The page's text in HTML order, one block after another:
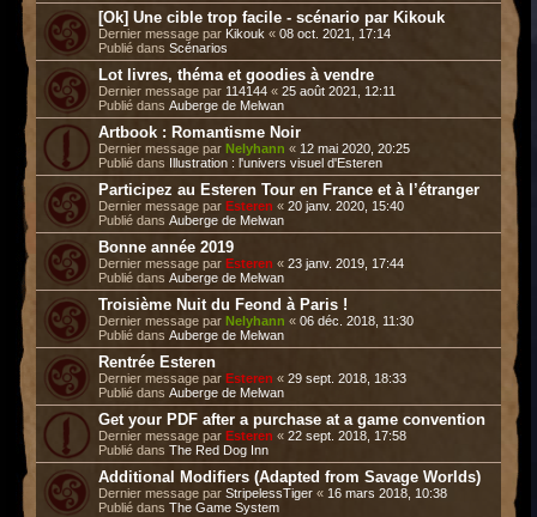
[Ok] Une cible trop facile - scénario par Kikouk
Dernier message par Kikouk « 08 oct. 2021, 17:14
Publié dans Scénarios
Lot livres, théma et goodies à vendre
Dernier message par 114144 « 25 août 2021, 12:11
Publié dans Auberge de Melwan
Artbook : Romantisme Noir
Dernier message par Nelyhann « 12 mai 2020, 20:25
Publié dans
Illustration : l'univers visuel d'Esteren
Participez au Esteren Tour en France et à l’étranger
Dernier message par Esteren « 20 janv. 2020, 15:40
Publié dans Auberge de Melwan
Bonne année 2019
Dernier message par Esteren « 23 janv. 2019, 17:44
Publié dans Auberge de Melwan
Troisième Nuit du Feond à Paris !
Dernier message par Nelyhann « 06 déc. 2018, 11:30
Publié dans Auberge de Melwan
Rentrée Esteren
Dernier message par Esteren « 29 sept. 2018, 18:33
Publié dans Auberge de Melwan
Get your PDF after a purchase at a game convention
Dernier message par Esteren « 22 sept. 2018, 17:58
Publié dans The Red Dog Inn
Additional Modifiers (Adapted from Savage Worlds)
Dernier message par StripelessTiger « 16 mars 2018, 10:38
Publié dans The Game System